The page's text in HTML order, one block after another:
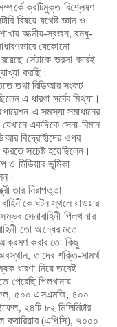
ক্রটিমুক্ত বিশ্লেষণ
বিষয়ে যথেষ্ট জ্ঞান ও
শাখায় আত্মীয়-স্বজন, বন্ধু-
যেকোনো
সেটাকে ভরসা করেই
করছি।
তথা বিডিআর সংকট
এ ধারণা সর্বৈব মিথ্যা।
এ সমস্যা সমাধানের
একদিকে সেনা-বিমান
বিদ্রোহীদের ওপর
সচেষ্ট হয়েছিলেন।
ও মিডিয়ার ভূমিকা
তার নিরাপত্তা
ঘটনাস্থলে যাওয়ার
সেনাবাহিনী পিলখানার
তো অন্ধের মতো
আক্রমণ করার তো কিছু
তাদের শক্তি-সামর্থ
ধারণা নিয়ে তবেই
পিলখানায়
৫০০ এসএমজি, ৪০০
২৪টি ৮২ মিলিমিটার
ক্যারিয়ার (এপিসি), ৭০০০